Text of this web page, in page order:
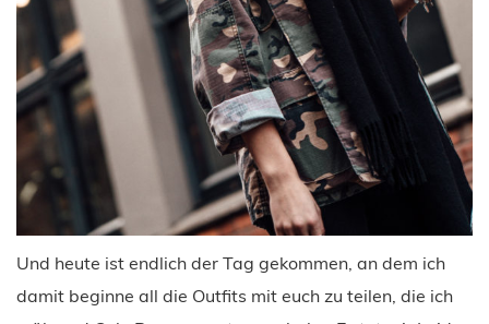
Und heute ist endlich der Tag gekommen, an dem ich
damit beginne all die Outfits mit euch zu teilen, die ich